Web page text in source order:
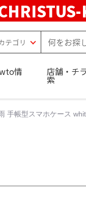
情 店舗・チ
索
手帳型スマホケース